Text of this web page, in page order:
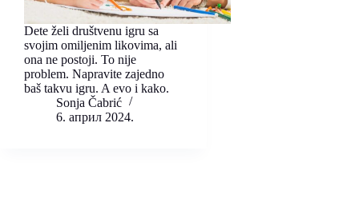
Dete želi društvenu igru sa
svojim omiljenim likovima, ali
ona ne postoji. To nije
problem. Napravite zajedno
baš takvu igru. A evo i kako.
Sonja Čabrić
6. април 2024.